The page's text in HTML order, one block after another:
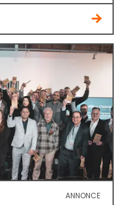
ANNONCE